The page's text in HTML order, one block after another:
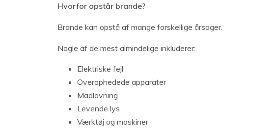
Hvorfor opstår brande?
Brande kan opstå af mange forskellige årsager.
Nogle af de mest almindelige inkluderer:
Elektriske fejl
Overophedede apparater
Madlavning
Levende lys
Værktøj og maskiner